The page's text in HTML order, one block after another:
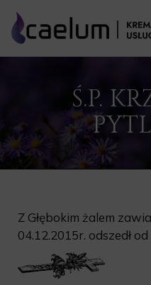
Ś.P.
Z Głębokim żalem
04.12.2015r. odszedł od